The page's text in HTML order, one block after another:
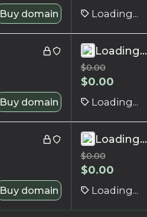
Buy domain Loading...
Buy domain
Loading...
$0.00
$0.00
Loading...
Buy domain
Loading...
$0.00
$0.00
Loading...